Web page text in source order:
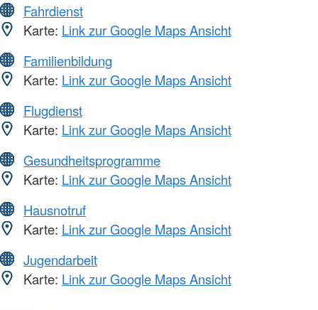
Fahrdienst
Karte: Link zur Google Maps Ansicht
Familienbildung
Karte: Link zur Google Maps Ansicht
Flugdienst
Karte: Link zur Google Maps Ansicht
Gesundheitsprogramme
Karte: Link zur Google Maps Ansicht
Hausnotruf
Karte: Link zur Google Maps Ansicht
Jugendarbeit
Karte: Link zur Google Maps Ansicht